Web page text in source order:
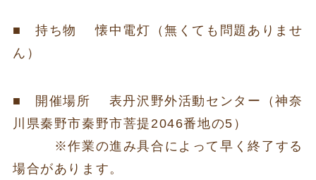
■ 持ち物 懐中電灯（無くても問題ありませ
ん）
■ 開催場所 表丹沢野外活動センター（神奈
川県秦野市秦野市菩提2046番地の5）
※作業の進み具合によって早く終了する
場合があります。